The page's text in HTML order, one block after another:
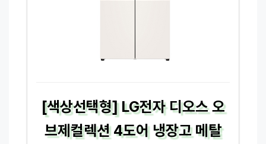
[색상선택형] LG전자 디오스 오
브제컬렉션 4도어 냉장고 메탈